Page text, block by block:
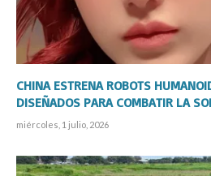
CHINA ESTRENA ROBOTS
DISEÑADOS PARA COMBATIR LA
miércoles, 1 julio, 2026